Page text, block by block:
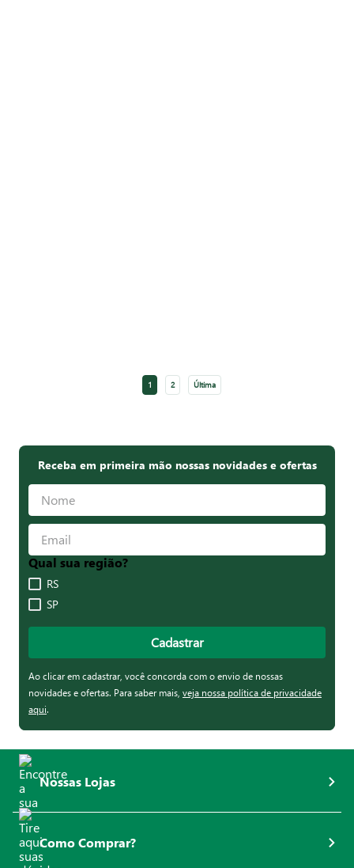
1 2 Última
Receba em primeira mão nossas novidades e ofertas
Qual sua região?
RS
SP
Cadastrar
Ao clicar em cadastrar, você concorda com o envio de nossas
novidades e ofertas. Para saber mais, veja nossa política de privacidade
aqui.
Nossas Lojas
Como Comprar?